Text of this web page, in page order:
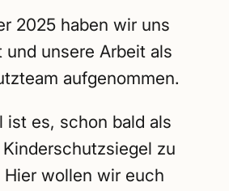
2025 haben wir uns
und unsere Arbeit als
aufgenommen.
ist es, schon bald als
zu
Hier wollen wir euch